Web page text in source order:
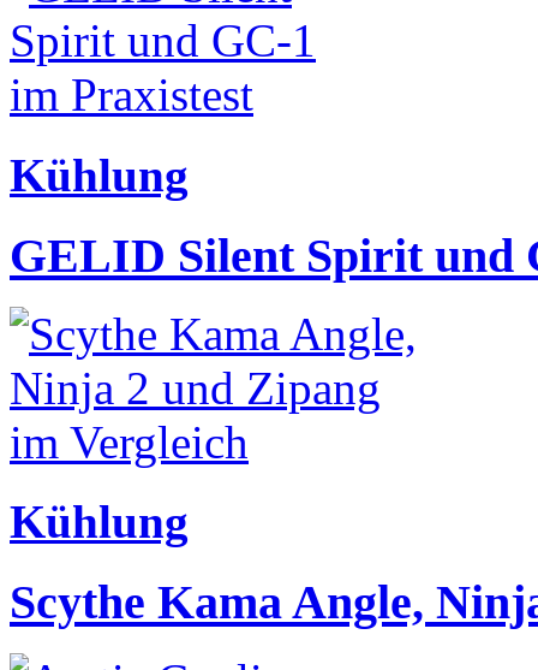
Kühlung
GELID Silent Spirit und
Kühlung
Scythe Kama Angle,